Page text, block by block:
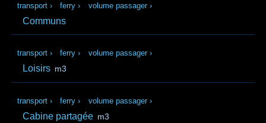
transport › ferry › volume passager ›
Communs
transport › ferry › volume passager ›
Loisirs m3
transport › ferry › volume passager ›
Cabine partagée m3